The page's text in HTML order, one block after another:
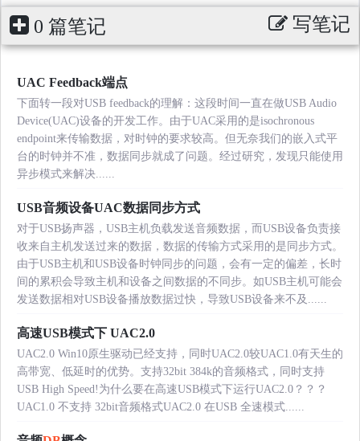
0 篇笔记 写笔记
UAC Feedback端点
下面转一段对USB feedback的理解：这段时间一直在做USB Audio
Device(UAC)设备的开发工作。由于UAC采用的是isochronous
endpoint来传输数据，对时钟的要求较高。但无奈我们的嵌入式平
台的时钟并不准，数据同步就成了问题。经过研究，发现只能使用
异步模式来解决......
USB音频设备UAC数据同步方式
对于USB扬声器，USB主机负载发送音频数据，而USB设备负责接
收来自主机发送过来的数据，数据的传输方式采用的是同步方式。
由于USB主机和USB设备时钟同步的问题，会有一定的偏差，长时
间的累积会导致主机和设备之间数据的不同步。如USB主机可能会
发送数据相对USB设备播放数据过快，导致USB设备来不及......
高速USB模式下 UAC2.0
UAC2.0 Win10原生驱动已经支持，同时UAC2.0较UAC1.0有天生的
高带宽、低延时的优势。支持32bit 384k的音频格式，同时支持
USB High Speed!为什么要在高速USB模式下运行UAC2.0？？？
UAC1.0 不支持 32bit音频格式UAC2.0 在USB 全速模式......